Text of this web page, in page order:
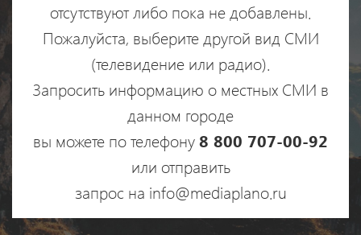
отсутствуют либо пока не добавлены.
Пожалуйста, выберите другой вид СМИ
(телевидение или радио).
Запросить информацию о местных СМИ в
данном городе
вы можете по телефону8 800 707-00-92
или отправить
запрос на info@mediaplano.ru